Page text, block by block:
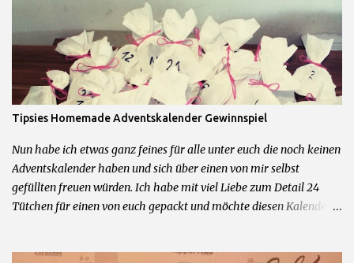
2 Gewinner Was ihr dafür tun müsst um zu gewinnen: 1.)
Kommentiere diesen Post mit dem Wunschpaket was du gerne
gewinnen möchtest 2.) Hinterlasse mir im Kommentarfeld eine
Kontaktmöglichkeit Das wars schon! Teilnahme beginnt jetzt und
endet am 09.04.2016 um 23.59Uhr. Teilnahme nur mit deutscher
Postadresse möglich. Gewinner werden über die angegebene
Kontaktmöglichkeit angeschrieben. Kein Rechtsweg und keine
Barauszahlung möglich.
Tipsies Homemade Adventskalender Gewinnspiel
Nun habe ich etwas ganz feines für alle unter euch die noch keinen
Adventskalender haben und sich über einen von mir selbst
gefüllten freuen würden. Ich habe mit viel Liebe zum Detail 24
Tütchen für einen von euch gepackt und möchte diesen Kalender